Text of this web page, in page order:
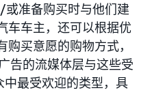
准备购买时与他们建
车车主，还可以根据优
买意愿的购物方式，
告的流媒体层与这些受
最受欢迎的类型，具